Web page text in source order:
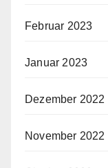
Februar 2023
Januar 2023
Dezember 2022
November 2022